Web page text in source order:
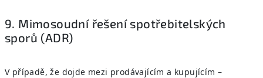
9. Mimosoudní řešení spotřebitelských
sporů (ADR)
V případě, že dojde mezi prodávajícím a kupujícím –